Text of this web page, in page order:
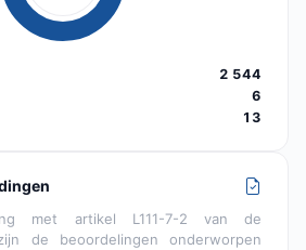
2 544
6
13
met artikel L111-7-2 van de
de beoordelingen onderworpen